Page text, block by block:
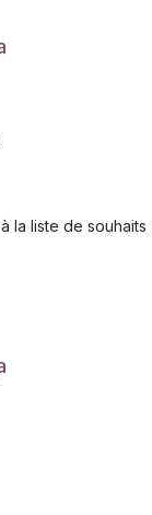
la liste de souhaits